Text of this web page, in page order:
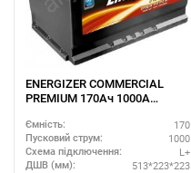
ENERGIZER COMMERCIAL
PREMIUM 170Ач 1000A
Ємність: 170
Пусковий струм: 1000
Схема підключення: L+
ДШВ (мм): 513*223*223